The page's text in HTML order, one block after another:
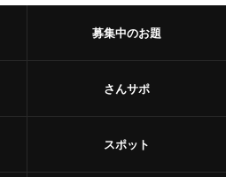
募集中のお題
さんサポ
スポット